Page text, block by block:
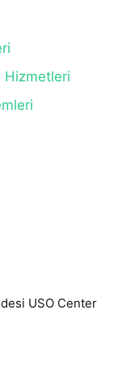
Hizmetleri
USO Center